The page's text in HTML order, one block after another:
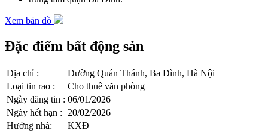
Xem bản đồ
Đặc điểm bất động sản
Địa chỉ :
Đường Quán Thánh, Ba Đình, Hà Nội
Loại tin rao :
Cho thuê văn phòng
Ngày đăng tin : 06/01/2026
Ngày hết hạn :
20/02/2026
Hướng nhà:
KXĐ